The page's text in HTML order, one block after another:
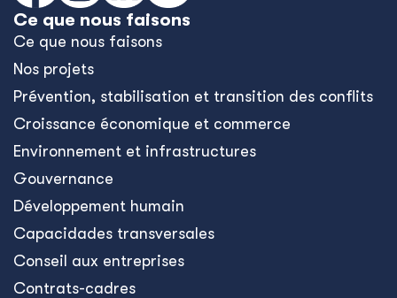
Ce que nous faisons
Ce que nous faisons
Nos projets
Prévention, stabilisation et transition des conflits
Croissance économique et commerce
Environnement et infrastructures
Gouvernance
Développement humain
Capacidades transversales
Conseil aux entreprises
Contrats-cadres